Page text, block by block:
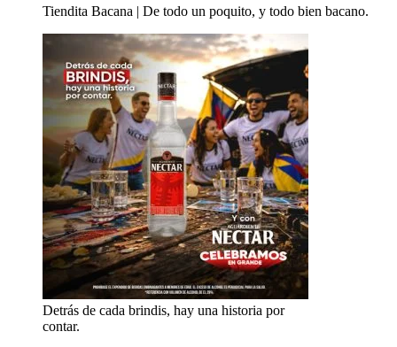
Tiendita Bacana | De todo un poquito, y todo bien bacano.
Detrás de cada brindis, hay una historia por
contar.